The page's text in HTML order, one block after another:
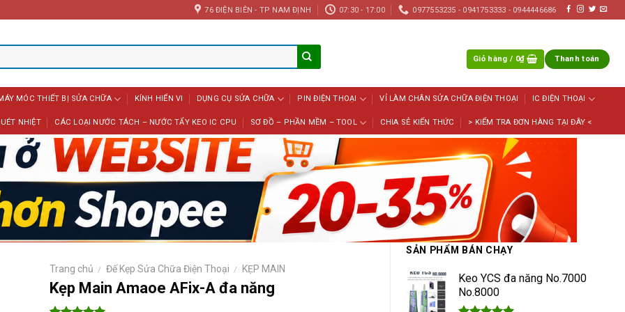
76 ĐIỆN BIÊN - TP NAM ĐỊNH 07:30 - 17:00 0977553235 - 0941753333 - 0944446686
Giỏ hàng / 0₫ Thanh toán
MÓC THIẾT BỊ SỬA CHỮA KÍNH HIỂN VI DỤNG CỤ SỬA CHỮA PIN ĐIỆN THOẠI VỈ LÀM CHÂN SỬA CHỮA ĐIỆN THOẠI IC ĐIỆN THOẠI
NHIỆT CÁC LOẠI NƯỚC TÁCH – NƯỚC TẨY KEO IC CPU SƠ ĐỒ – PHẦN MỀM – TOOL CHIA SẺ KIẾN THỨC > KIỂM TRA ĐƠN HÀNG TẠI ĐÂY <
SẢN PHẨM BÁN CHẠY
Keo YCS đa năng No.7000
No.8000
Trang chủ / Đế Kẹp Sửa Chữa Điện Thoại / KẸP MAIN
Kẹp Main Amaoe AFix-A đa năng